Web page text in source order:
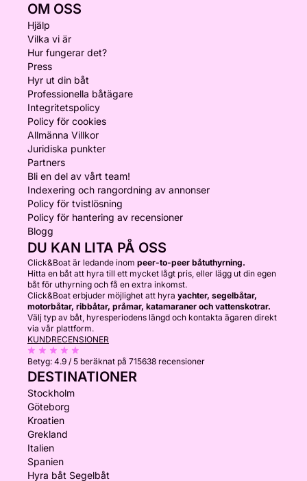
OM OSS
Hjälp
Vilka vi är
Hur fungerar det?
Press
Hyr ut din båt
Professionella båtägare
Integritetspolicy
Policy för cookies
Allmänna Villkor
Juridiska punkter
Partners
Bli en del av vårt team!
Indexering och rangordning av annonser
Policy för tvistlösning
Policy för hantering av recensioner
Blogg
DU KAN LITA PÅ OSS
Click&Boat är ledande inom peer-to-peer båtuthyrning.
Hitta en båt att hyra till ett mycket lågt pris, eller lägg ut din egen
båt för uthyrning och få en extra inkomst.
Click&Boat erbjuder möjlighet att hyra yachter, segelbåtar,
motorbåtar, ribbåtar, pråmar, katamaraner och vattenskotrar.
Välj typ av båt, hyresperiodens längd och kontakta ägaren direkt
via vår plattform.
KUNDRECENSIONER
Betyg: 4.9 / 5 beräknat på 715638 recensioner
DESTINATIONER
Stockholm
Göteborg
Kroatien
Grekland
Italien
Spanien
Hyra båt Segelbåt